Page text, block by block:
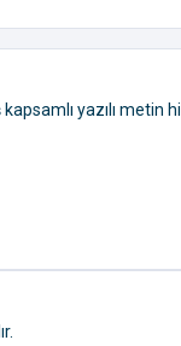
yazılı metin